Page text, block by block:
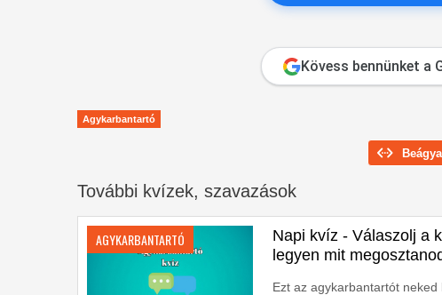
Kövess bennünket a
Agykarbantartó
További kvízek, szavazások
AGYKARBANTARTÓ
Napi kvíz - Válaszolj a
legyen mit
Ezt az agykarbantartót